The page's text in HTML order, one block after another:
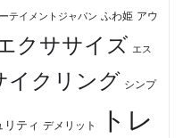
テイメントジャパン ふわ姫 アウ
クササイズ エス
イクリング シンプ
リティ デメリット
トレ